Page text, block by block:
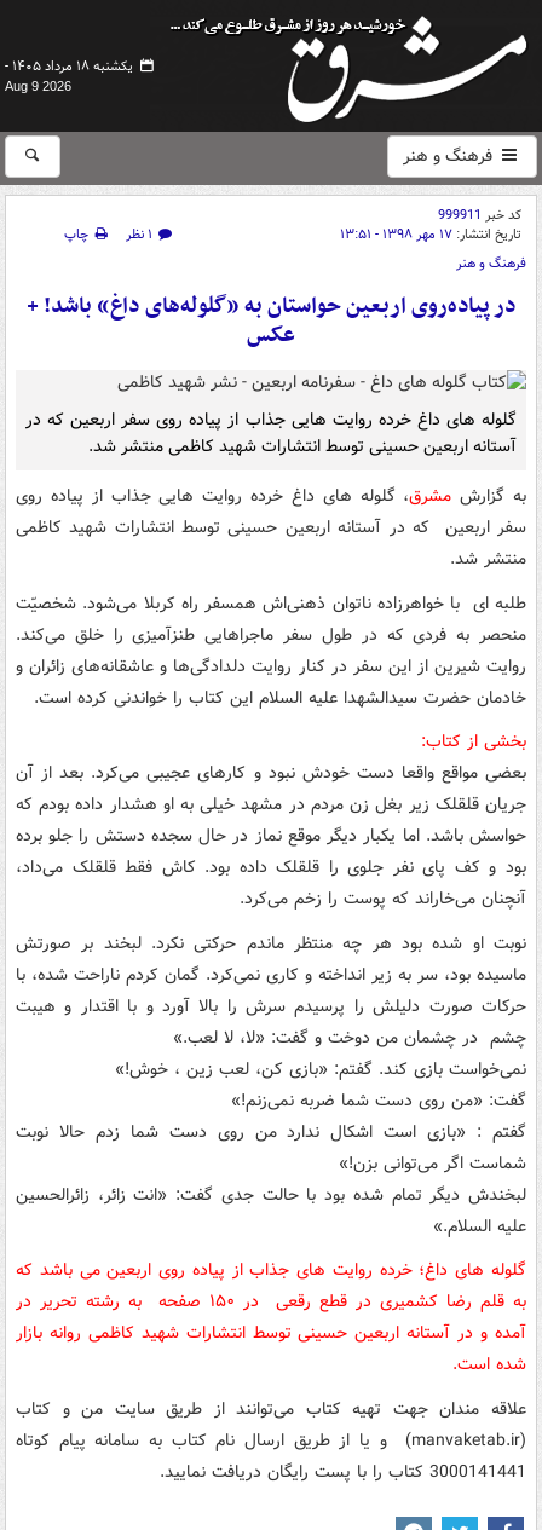
یکشنبه ۱۸ مرداد ۱۴۰۵ -
Aug 9 2026
فرهنگ و هنر
کد خبر 999911
تاریخ انتشار: ۱۷ مهر ۱۳۹۸ - ۱۳:۵۱ ۱ نظر
چاپ
فرهنگ و هنر
در پیاده‌روی اربعین حواستان به «گلوله‌های داغ» باشد! +
عکس
گلوله های داغ خرده روایت هایی جذاب از پیاده روی سفر اربعین که در
آستانه اربعین حسینی توسط انتشارات شهید کاظمی منتشر شد.
به گزارش مشرق، گلوله های داغ خرده روایت هایی جذاب از پیاده روی
سفر اربعین که در آستانه اربعین حسینی توسط انتشارات شهید کاظمی
منتشر شد.
طلبه ای با خواهرزاده‌ ناتوان ذهنی‌اش همسفر راه کربلا می‌شود. شخصیّت
منحصر به فردی که در طول سفر ماجراهایی طنزآمیزی را خلق می‌کند.
روایت شیرین‌ از این سفر در کنار روایت دلدادگی‌ها و عاشقانه‌های زائران و
خادمان حضرت سیدالشهدا علیه السلام این کتاب را خواندنی کرده است.
بخشی از کتاب:
بعضی مواقع واقعا دست خودش نبود و کارهای عجیبی می‌کرد. بعد از آن
جریان قلقلک زیر بغل زن مردم در مشهد خیلی به او هشدار داده بودم که
حواسش باشد. اما یکبار دیگر موقع نماز در حال سجده دستش را جلو برده
بود و کف پای نفر جلوی را قلقلک داده بود. کاش فقط قلقلک می‌داد،
آنچنان می‌خاراند که پوست را زخم می‌کرد.
نوبت او شده بود هر چه منتظر ماندم حرکتی نکرد. لبخند بر صورتش
ماسیده بود، سر به زیر انداخته و کاری نمی‌کرد. گمان کردم ناراحت شده، با
حرکات صورت دلیلش را پرسیدم سرش را بالا آورد و با اقتدار و هیبت
چشم در چشمان من دوخت و گفت: «لا، لا لعب.»
نمی‌خواست بازی کند. گفتم: «بازی کن، لعب زین ، خوش!»
گفت: «من روی دست شما ضربه نمی‌زنم!»
گفتم : «بازی است اشکال ندارد من روی دست شما زدم حالا نوبت
شماست اگر می‌توانی بزن!»
لبخندش دیگر تمام شده بود با حالت جدی گفت: «انت زائر، زائرالحسین
علیه السلام.»
گلوله های داغ؛ خرده روایت های جذاب از پیاده روی اربعین می باشد که
به قلم رضا کشمیری در قطع رقعی در ۱۵۰ صفحه به رشته تحریر در
آمده و در آستانه اربعین حسینی توسط انتشارات شهید کاظمی روانه بازار
شده است.
علاقه مندان جهت تهیه کتاب می‌توانند از طریق سایت من و کتاب
(manvaketab.ir) و یا از طریق ارسال نام کتاب به سامانه پیام کوتاه
3000141441 کتاب را با پست رایگان دریافت نمایید.